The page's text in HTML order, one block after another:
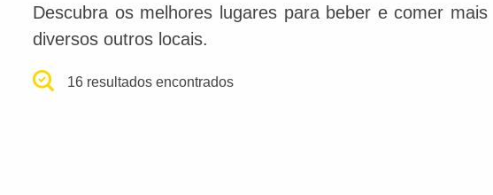
Descubra os melhores lugares para beber e comer
diversos outros locais.
16 resultados encontrados